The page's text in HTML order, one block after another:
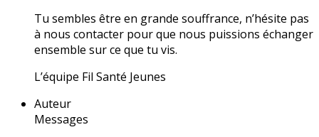
Tu sembles être en grande souffrance, n’hésite pas
à nous contacter pour que nous puissions échanger
ensemble sur ce que tu vis.
L’équipe Fil Santé Jeunes
Auteur
Messages